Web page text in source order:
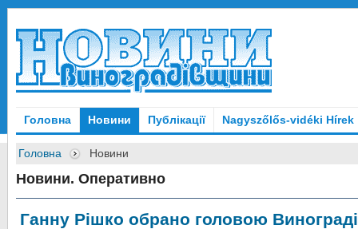
Головна Новини Публікації Nagyszőlős-vidéki Hírek
Головна Новини
Новини. Оперативно
Ганну Рішко обрано головою